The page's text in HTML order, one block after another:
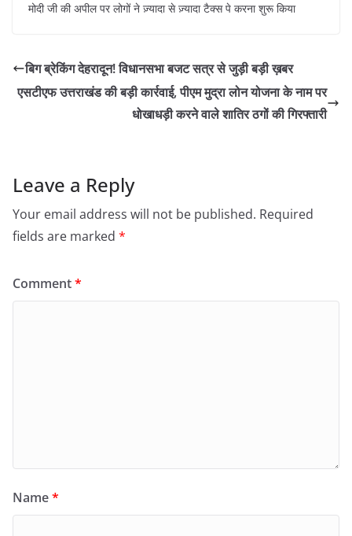
मोदी जी की अपील पर लोगों ने ज़्यादा से ज़्यादा टैक्स पे करना शुरू किया
बिग ब्रेकिंग देहरादून! विधानसभा बजट सत्र से जुड़ी बड़ी ख़बर
एसटीएफ उत्तराखंड की बड़ी कार्रवाई, पीएम मुद्रा लोन योजना के नाम पर
धोखाधड़ी करने वाले शातिर ठगों की गिरफ्तारी
Leave a Reply
Your email address will not be published. Required
fields are marked *
Comment*
Name*